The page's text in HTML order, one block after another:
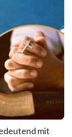
mit